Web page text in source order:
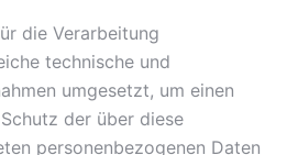
die Verarbeitung
technische und
umgesetzt, um einen
der über diese
personenbezogenen Daten